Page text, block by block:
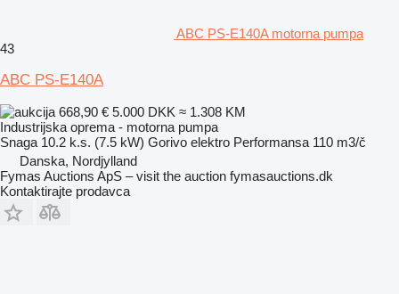
ABC PS-E140A motorna pumpa
43
ABC PS-E140A
668,90 € 5.000 DKK ≈ 1.308 KM
Industrijska oprema - motorna pumpa
Snaga 10.2 k.s. (7.5 kW) Gorivo elektro Performansa 110 m3/č
Danska, Nordjylland
Fymas Auctions ApS – visit the auction fymasauctions.dk
Kontaktirajte prodavca